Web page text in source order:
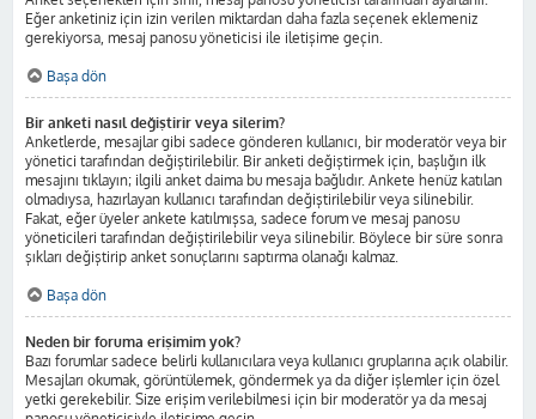
Eğer anketiniz için izin verilen miktardan daha fazla seçenek eklemeniz
gerekiyorsa, mesaj panosu yöneticisi ile iletişime geçin.
Başa dön
Bir anketi nasıl değiştirir veya silerim?
Anketlerde, mesajlar gibi sadece gönderen kullanıcı, bir moderatör veya bir
yönetici tarafından değiştirilebilir. Bir anketi değiştirmek için, başlığın ilk
mesajını tıklayın; ilgili anket daima bu mesaja bağlıdır. Ankete henüz katılan
olmadıysa, hazırlayan kullanıcı tarafından değiştirilebilir veya silinebilir.
Fakat, eğer üyeler ankete katılmışsa, sadece forum ve mesaj panosu
yöneticileri tarafından değiştirilebilir veya silinebilir. Böylece bir süre sonra
şıkları değiştirip anket sonuçlarını saptırma olanağı kalmaz.
Başa dön
Neden bir foruma erişimim yok?
Bazı forumlar sadece belirli kullanıcılara veya kullanıcı gruplarına açık olabilir.
Mesajları okumak, görüntülemek, göndermek ya da diğer işlemler için özel
yetki gerekebilir. Size erişim verilebilmesi için bir moderatör ya da mesaj